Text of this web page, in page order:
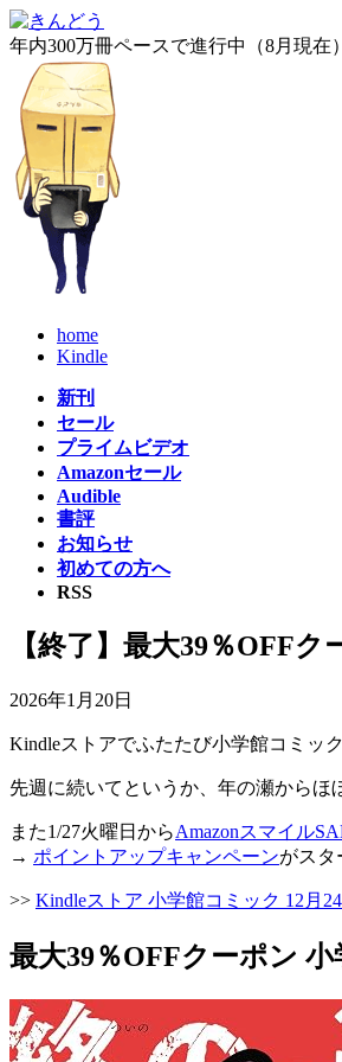
コ
ン
ン
ツ
へ
ス
キ
ッ
ナ
ビ
ー
シ
ョ
ン
に
移
年内300万冊ペースで進行中（8月現在）
home
Kindle
新刊
セール
プライムビデオ
Amazonセール
Audible
書評
お知らせ
初めての方へ
RSS
【終了】最大39％OFF
2026年1月20日
Kindleストアでふたたび小学館コミッ
先週に続いてというか、年の瀬からほ
また1/27火曜日からAmazonスマイル
→ ポイントアップキャンペーンがスタ
>> Kindleストア 小学館コミック 12月
最大39％OFFクーポン